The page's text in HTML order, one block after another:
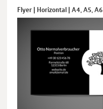
Flyer | Horizontal | A4, A5, A6